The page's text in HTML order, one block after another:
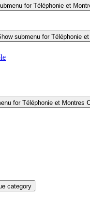
for Téléphonie et
submenu for Téléphonie
for Téléphonie et Montres
category